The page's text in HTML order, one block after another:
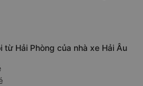
từ Hải Phòng của nhà xe Hải Âu